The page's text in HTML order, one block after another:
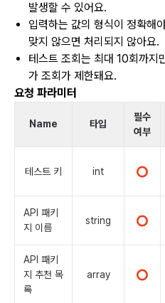
발생할 수 있어요.
입력하는 값의 형식이 정확해
맞지 않으면 처리되지 않아요.
테스트 조회는 최대 10회까지
가 조회가 제한돼요.
요청 파라미터
Name 타입
필수
여부
테스트 키 int
API 패키
지 이름
string
API 패키
지 추천 목
록
array